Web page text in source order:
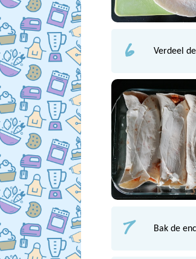
6 Verdeel
7 Bak de